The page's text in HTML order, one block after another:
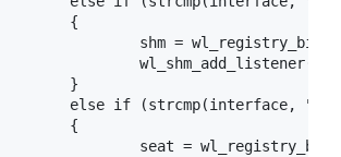
	{
shm =
	}
else if (strcmp(interface,
	{
seat =